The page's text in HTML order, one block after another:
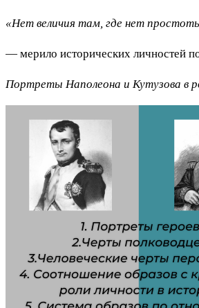
«Нет величия там, где нет
— мерило исторических личностей
Портреты Наполеона и Кутузова в